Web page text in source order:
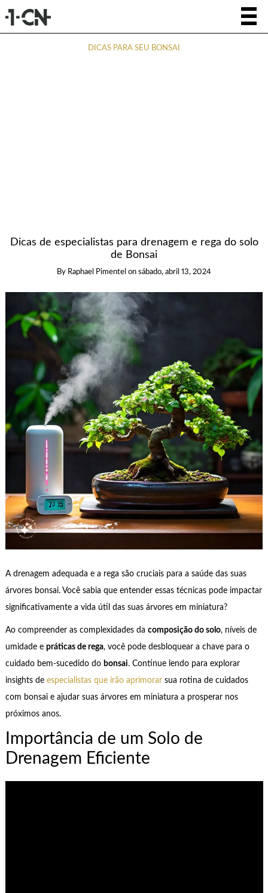
DICAS PARA SEU BONSAI
Dicas de especialistas para drenagem e rega do solo
de Bonsai
By Raphael Pimentel on sábado, abril 13, 2024
A drenagem adequada e a rega são cruciais para a saúde das suas
árvores bonsai. Você sabia que entender essas técnicas pode impactar
significativamente a vida útil das suas árvores em miniatura?
Ao compreender as complexidades da composição do solo, níveis de
umidade e práticas de rega, você pode desbloquear a chave para o
cuidado bem-sucedido do bonsai. Continue lendo para explorar
insights de especialistas que irão aprimorarsua rotina de cuidados
com bonsai e ajudar suas árvores em miniatura a prosperar nos
próximos anos.
Importância de um Solo de
Drenagem Eficiente